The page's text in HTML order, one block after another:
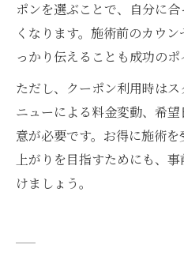
ポンを選ぶことで、自分に
くなります。施術前のカウ
っかり伝えることも成功のポ
ただし、クーポン利用時は
ニューによる料金変動、希
意が必要です。お得に施術
上がりを目指すためにも、
けましょう。